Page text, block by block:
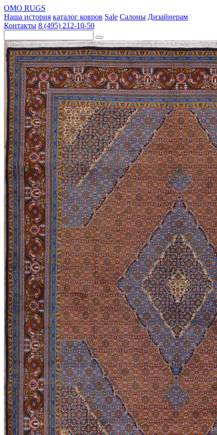
OMO RUGS
Наша история каталог ковров Sale Салоны Дизайнерам
Контакты 8 (495) 212-10-50